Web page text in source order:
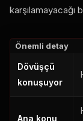
karşılamayacağı
Önemli detay
Dövüşçü
konuşuyor
Ana konu